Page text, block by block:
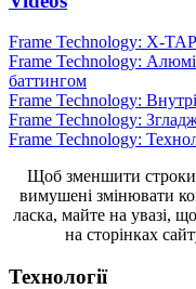
Frame Technology: X-
Frame Technology:
баттингом
Frame Technology:
Frame Technology:
Frame Technology:
Щоб зменшити строки
вимушені змінювати
ласка, майте на увазі,
на сторінках
Технології